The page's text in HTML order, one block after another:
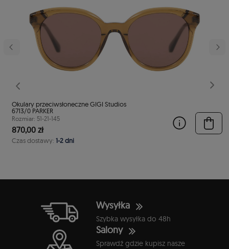
Poprzedni
Okulary przeciwsłoneczne GIGI Studios
6713/0 PARKER
Rozmiar: 51-21-145
870,00 zł
Czas dostawy: 1-2 dni
Wysyłka
Szybka wysyłka do 48h
Salony
Sprawdź gdzie kupisz nasze